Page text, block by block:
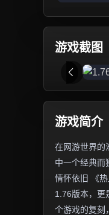
游戏截图
游戏简介
在网游世界的
中一个经典而
情怀依旧 《
1.76版本，更
个游戏的复刻